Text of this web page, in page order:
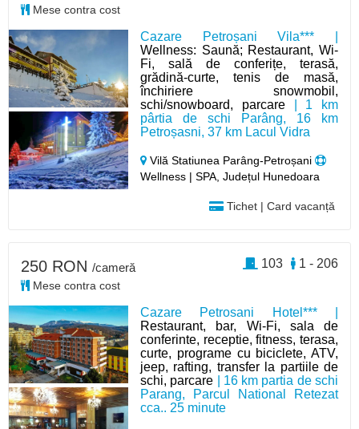
Cazare Petroșani Vila*** |
Wellness: Saună; Restaurant, Wi-
Fi, sală de conferițe, terasă,
grădină-curte, tenis de masă,
închiriere snowmobil,
schi/snowboard, parcare| 1 km
pârtia de schi Parâng, 16 km
Petroșasni, 37 km Lacul Vidra
Vilă Statiunea Parâng-Petroșani
Wellness | SPA, Județul Hunedoara
Tichet | Card vacanță
Mese contra cost
Cazare Petrosani Hotel*** |
Restaurant, bar, Wi-Fi, sala de
conferinte, receptie, fitness, terasa,
curte, programe cu biciclete, ATV,
jeep, rafting, transfer la partiile de
schi, parcare | 16 km partia de schi
Parang, Parcul National Retezat
cca.. 25 minute
250 RON /cameră
Mese contra cost
1 - 206
103